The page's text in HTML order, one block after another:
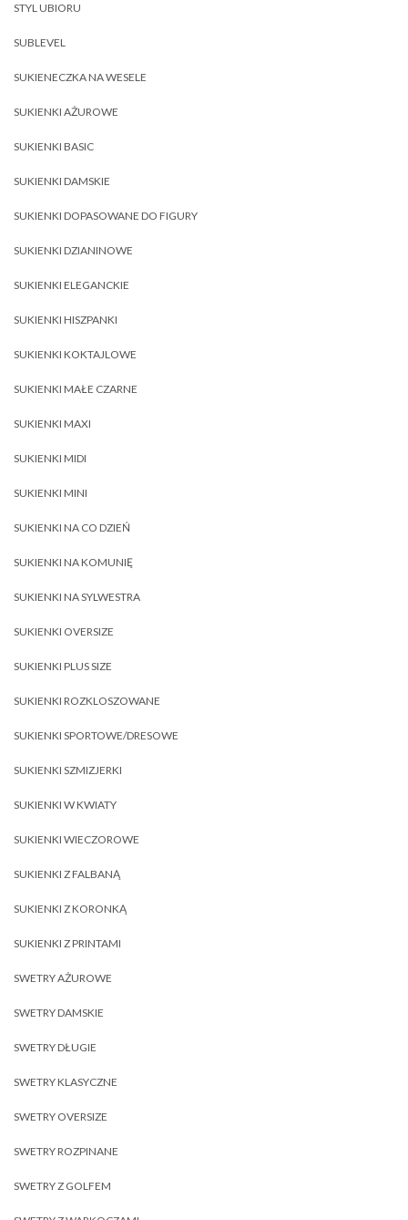
STYL UBIORU
SUBLEVEL
SUKIENECZKA NA WESELE
SUKIENKI AŻUROWE
SUKIENKI BASIC
SUKIENKI DAMSKIE
SUKIENKI DOPASOWANE DO FIGURY
SUKIENKI DZIANINOWE
SUKIENKI ELEGANCKIE
SUKIENKI HISZPANKI
SUKIENKI KOKTAJLOWE
SUKIENKI MAŁE CZARNE
SUKIENKI MAXI
SUKIENKI MIDI
SUKIENKI MINI
SUKIENKI NA CO DZIEŃ
SUKIENKI NA KOMUNIĘ
SUKIENKI NA SYLWESTRA
SUKIENKI OVERSIZE
SUKIENKI PLUS SIZE
SUKIENKI ROZKLOSZOWANE
SUKIENKI SPORTOWE/DRESOWE
SUKIENKI SZMIZJERKI
SUKIENKI W KWIATY
SUKIENKI WIECZOROWE
SUKIENKI Z FALBANĄ
SUKIENKI Z KORONKĄ
SUKIENKI Z PRINTAMI
SWETRY AŻUROWE
SWETRY DAMSKIE
SWETRY DŁUGIE
SWETRY KLASYCZNE
SWETRY OVERSIZE
SWETRY ROZPINANE
SWETRY Z GOLFEM